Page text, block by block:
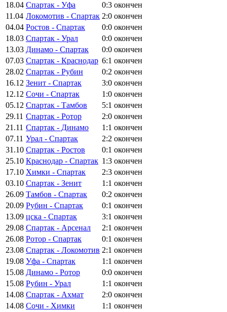
18.04 Спартак - Уфа 0:3 окончен
11.04 Локомотив - Спартак 2:0 окончен
04.04 Ростов - Спартак 0:0 окончен
18.03 Спартак - Урал 0:0 окончен
13.03 Динамо - Спартак 0:0 окончен
07.03 Спартак - Краснодар 6:1 окончен
28.02 Спартак - Рубин 0:2 окончен
16.12 Зенит - Спартак 3:0 окончен
12.12 Сочи - Спартак 1:0 окончен
05.12 Спартак - Тамбов 5:1 окончен
29.11 Спартак - Ротор 2:0 окончен
21.11 Спартак - Динамо 1:1 окончен
07.11 Урал - Спартак 2:2 окончен
31.10 Спартак - Ростов 0:1 окончен
25.10 Краснодар - Спартак 1:3 окончен
17.10 Химки - Спартак 2:3 окончен
03.10 Спартак - Зенит 1:1 окончен
26.09 Тамбов - Спартак 0:2 окончен
20.09 Рубин - Спартак 0:1 окончен
13.09 цска - Спартак 3:1 окончен
29.08 Спартак - Арсенал 2:1 окончен
26.08 Ротор - Спартак 0:1 окончен
23.08 Спартак - Локомотив 2:1 окончен
19.08 Уфа - Спартак 1:1 окончен
15.08 Динамо - Ротор 0:0 окончен
15.08 Рубин - Урал 1:1 окончен
14.08 Спартак - Ахмат 2:0 окончен
14.08 Сочи - Химки 1:1 окончен